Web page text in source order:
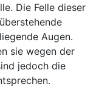
Die Felle dieser
Augen.
sie wegen der
jedoch die